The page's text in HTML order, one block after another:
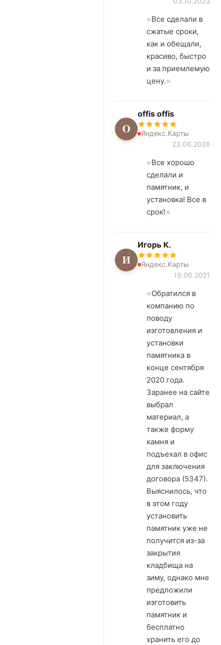
Все сделали в
сжатые сроки,
как и обещали,
красиво, быстро
и за приемлемую
цену.
O
offis offis
Яндекс.Карты
23.06.2026
Все хорошо
сделали и
памятник, и
установка! Все в
срок!
И
Игорь К.
Яндекс.Карты
19.06.2021
Обратился в
компанию по
поводу
изготовления и
установки
памятника в
конце сентября
2020 года.
Заранее на сайте
выбрал
материал, а
также форму
камня и
подъехал в офис
для заключения
договора (5347).
Выяснилось, что
в этом году
установить
памятник уже не
получится из-за
закрытия
кладбища на
зиму, однако мне
предложили
изготовить
памятник и
бесплатно
хранить его до